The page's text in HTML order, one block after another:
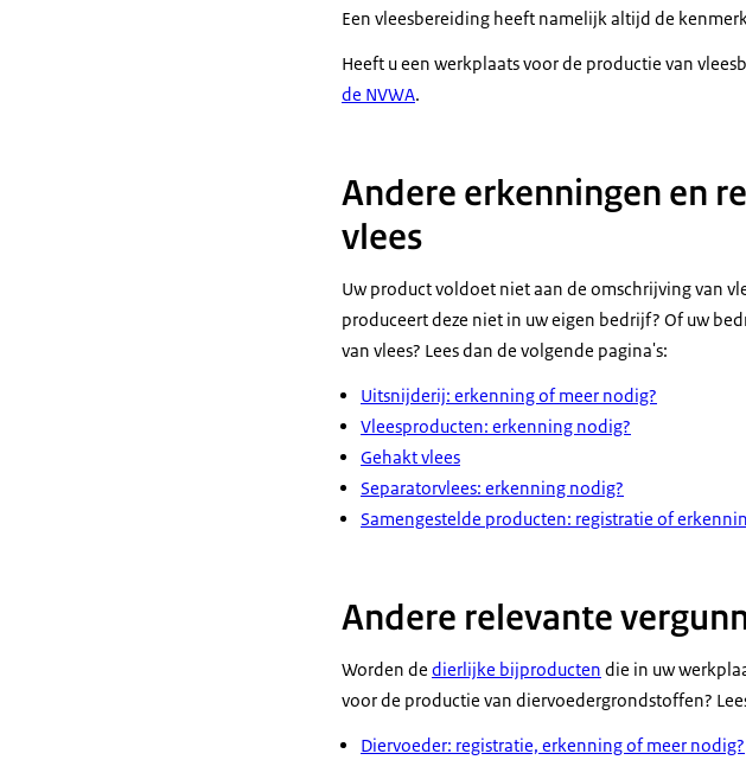
Een vleesbereiding heeft namelijk altijd de
Heeft u een werkplaats voor de productie van
de NVWA.
Andere erkenningen en
vlees
Uw product voldoet niet aan de omschrijving van
produceert deze niet in uw eigen bedrijf? Of uw
van vlees? Lees dan de volgende pagina's:
Uitsnijderij: erkenning of meer nodig?
Vleesproducten: erkenning nodig?
Gehakt vlees
Separatorvlees: erkenning nodig?
Samengestelde producten: registratie of
Andere relevante
Worden de dierlijke bijproducten die in uw
voor de productie van diervoedergrondstoffen?
Diervoeder: registratie, erkenning of meer nodig?